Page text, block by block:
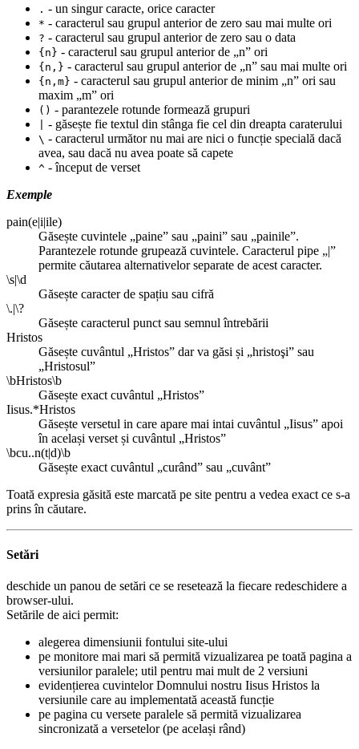
. - un singur caracte, orice caracter
* - caracterul sau grupul anterior de zero sau mai multe ori
? - caracterul sau grupul anterior de zero sau o data
{n} - caracterul sau grupul anterior de „n” ori
{n,} - caracterul sau grupul anterior de „n” sau mai multe ori
{n,m} - caracterul sau grupul anterior de minim „n” ori sau
maxim „m” ori
() - parantezele rotunde formează grupuri
- găsește fie textul din stânga fie cel din dreapta caraterului
\ - caracterul următor nu mai are nici o funcție specială dacă
avea, sau dacă nu avea poate să capete
^ - început de verset
Exemple
pain(e|i|ile)
Găsește cuvintele „paine” sau „paini” sau „painile”.
Parantezele rotunde grupează cuvintele. Caracterul pipe „|”
permite căutarea alternativelor separate de acest caracter.
\s|\d
Găsește caracter de spațiu sau cifră
\.|\?
Găsește caracterul punct sau semnul întrebării
Hristos
Găsește cuvântul „Hristos” dar va găsi și „hristoşi” sau
„Hristosul”
\bHristos\b
Găsește exact cuvântul „Hristos”
Iisus.*Hristos
Găsește versetul in care apare mai intai cuvântul „Iisus” apoi
în același verset și cuvântul „Hristos”
\bcu..n(t|d)\b
Găsește exact cuvântul „curând” sau „cuvânt”
Toată expresia găsită este marcată pe site pentru a vedea exact ce s-a
prins în căutare.
Setări
deschide un panou de setări ce se resetează la fiecare redeschidere a
browser-ului.
Setările de aici permit:
alegerea dimensiunii fontului site-ului
pe monitore mai mari să permită vizualizarea pe toată pagina a
versiunilor paralele; util pentru mai mult de 2 versiuni
evidențierea cuvintelor Domnului nostru Iisus Hristos la
versiunile care au implementată această funcție
pe pagina cu versete paralele să permită vizualizarea
sincronizată a versetelor (pe același rând)